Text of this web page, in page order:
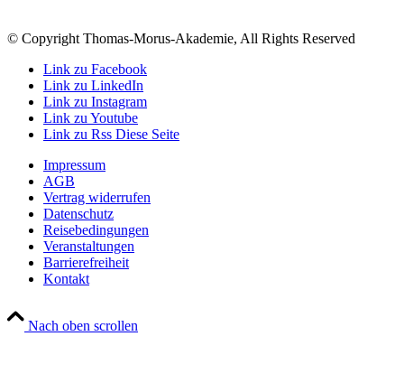
© Copyright Thomas-Morus-Akademie, All Rights Reserved
Link zu Facebook
Link zu LinkedIn
Link zu Instagram
Link zu Youtube
Link zu Rss Diese Seite
Impressum
AGB
Vertrag widerrufen
Datenschutz
Reisebedingungen
Veranstaltungen
Barrierefreiheit
Kontakt
Nach oben scrollen